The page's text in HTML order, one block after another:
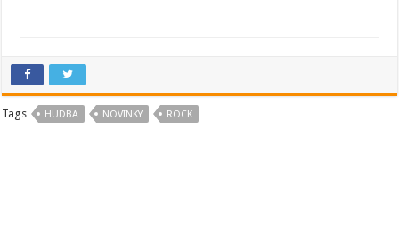
Tags HUDBA NOVINKY ROCK